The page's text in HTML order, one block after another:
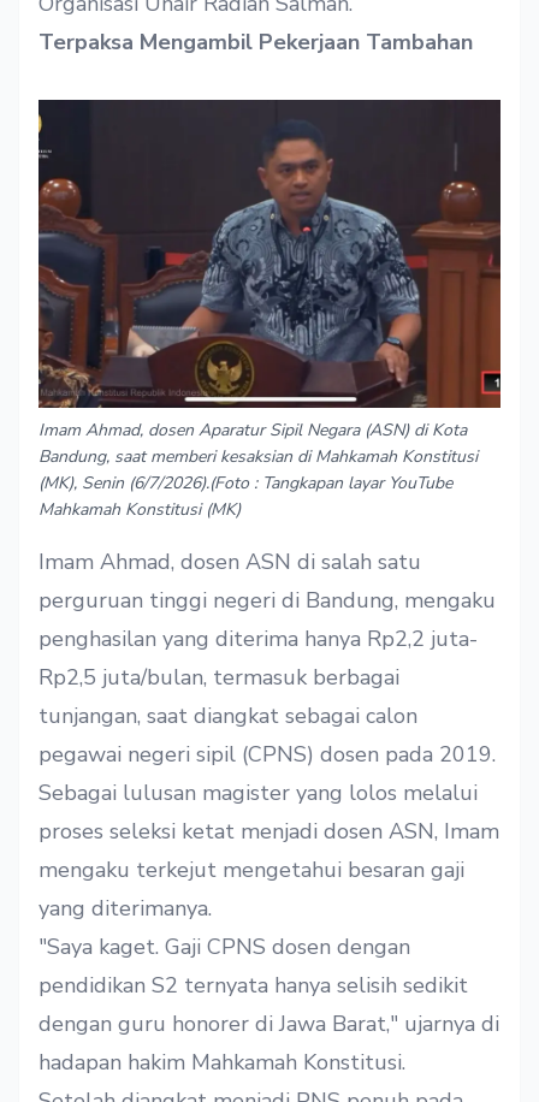
Terpaksa Mengambil Pekerjaan Tambahan
Imam Ahmad, dosen Aparatur Sipil Negara (ASN) di Kota
Bandung, saat memberi kesaksian di Mahkamah Konstitusi
(MK), Senin (6/7/2026).(Foto : Tangkapan layar YouTube
Mahkamah Konstitusi (MK)
Imam Ahmad, dosen ASN di salah satu
perguruan tinggi negeri di Bandung, mengaku
penghasilan yang diterima hanya Rp2,2 juta-
Rp2,5 juta/bulan, termasuk berbagai
tunjangan, saat diangkat sebagai calon
pegawai negeri sipil (CPNS) dosen pada 2019.
Sebagai lulusan magister yang lolos melalui
proses seleksi ketat menjadi dosen ASN, Imam
mengaku terkejut mengetahui besaran gaji
yang diterimanya.
"Saya kaget. Gaji CPNS dosen dengan
pendidikan S2 ternyata hanya selisih sedikit
dengan guru honorer di Jawa Barat," ujarnya di
hadapan hakim Mahkamah Konstitusi.